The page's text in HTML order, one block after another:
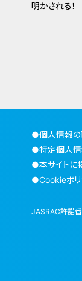
明かされる！
●個人情報の
●特定個人情
●本サイトに
●Cookieポリ
JASRAC許諾